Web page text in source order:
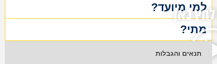
למי מיועד?
מתי?
תנאים והגבלות